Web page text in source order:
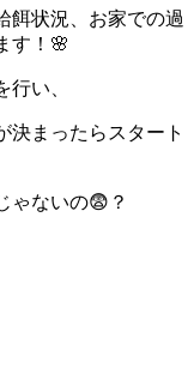
餌状況、お家での過
す！🌸
い、
決まったらスタート
ゃないの😨？